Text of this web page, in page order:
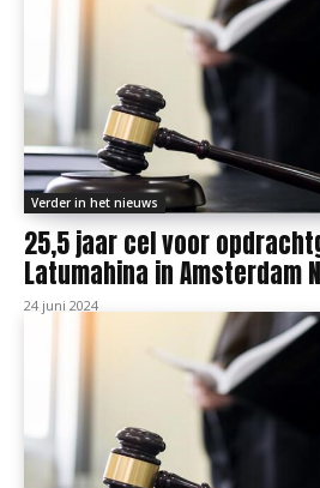
Verder in het nieuws
25,5 jaar cel voor
Latumahina in Amsterdam
24 juni 2024